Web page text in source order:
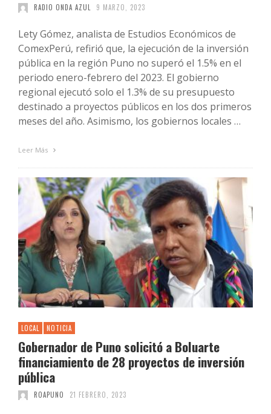
RADIO ONDA AZUL 9 MARZO, 2023
Lety Gómez, analista de Estudios Económicos de
ComexPerú, refirió que, la ejecución de la inversión
pública en la región Puno no superó el 1.5% en el
periodo enero-febrero del 2023. El gobierno
regional ejecutó solo el 1.3% de su presupuesto
destinado a proyectos públicos en los dos primeros
meses del año. Asimismo, los gobiernos locales …
Leer Más
LOCAL NOTICIA
Gobernador de Puno solicitó a Boluarte
financiamiento de 28 proyectos de inversión
pública
ROAPUNO 21 FEBRERO, 2023